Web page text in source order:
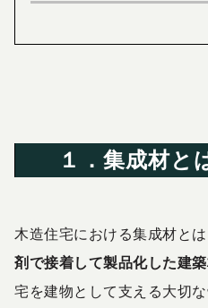
１．集成材と
木造住宅における集成材とは
剤で接着して製品化した建
宅を建物として支える大切